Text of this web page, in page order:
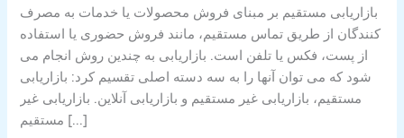
بازاریابی مستقیم بر مبنای فروش محصولات یا خدمات به مصرف
کنندگان از طریق تماس مستقیم، مانند فروش حضوری یا استفاده
از پست، فکس یا تلفن است. بازاریابی به چندین روش انجام می
شود که می توان آنها را به سه دسته اصلی تقسیم کرد: بازاریابی
مستقیم، بازاریابی غیر مستقیم و بازاریابی آنلاین. بازاریابی غیر
مستقیم […]
سئو